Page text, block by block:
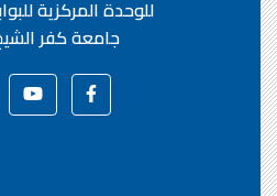
للوحدة المركزية
جامعة كفر